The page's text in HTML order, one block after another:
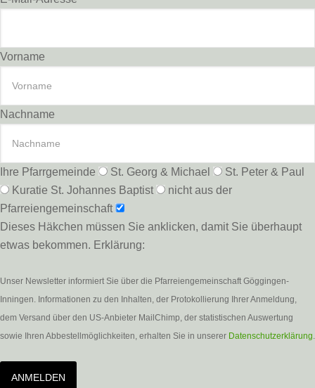
Vorname
Nachname
Ihre Pfarrgemeinde St. Georg & Michael
St. Peter & Paul
Kuratie St. Johannes Baptist
nicht aus der
Pfarreiengemeinschaft
Dieses Häkchen müssen Sie anklicken, damit Sie überhaupt
etwas bekommen. Erklärung:
Unser Newsletter informiert Sie über die Pfarreiengemeinschaft Göggingen-
Inningen. Informationen zu den Inhalten, der Protokollierung Ihrer Anmeldung,
dem Versand über den US-Anbieter MailChimp, der statistischen Auswertung
sowie Ihren Abbestellmöglichkeiten, erhalten Sie in unserer Datenschutzerklärung.
ANMELDEN